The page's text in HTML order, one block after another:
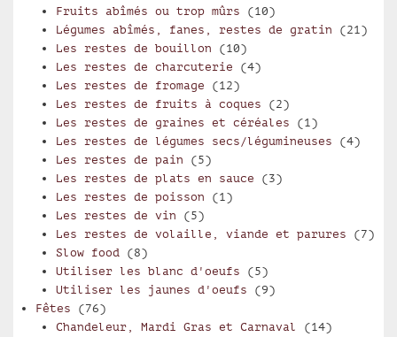
Fruits abîmés ou trop mûrs (10)
Légumes abîmés, fanes, restes de gratin (21)
Les restes de bouillon (10)
Les restes de charcuterie (4)
Les restes de fromage (12)
Les restes de fruits à coques (2)
Les restes de graines et céréales (1)
Les restes de légumes secs/légumineuses (4)
Les restes de pain (5)
Les restes de plats en sauce (3)
Les restes de poisson (1)
Les restes de vin (5)
Les restes de volaille, viande et parures (7)
Slow food (8)
Utiliser les blanc d'oeufs (5)
Utiliser les jaunes d'oeufs (9)
Fêtes (76)
Chandeleur, Mardi Gras et Carnaval (14)